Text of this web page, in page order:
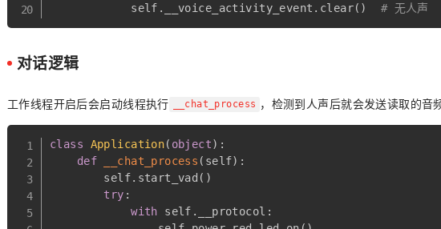
            self
. __voice_activity_event . clear( ) # 无人声
对话逻辑
工作线程开启后会启动线程执行 __chat_process ，检测到人声后就会发送读取的音
class Application( object) :
def
__chat_process ( self) :
        self
. start_vad ( )
try :
with self . __protocol :